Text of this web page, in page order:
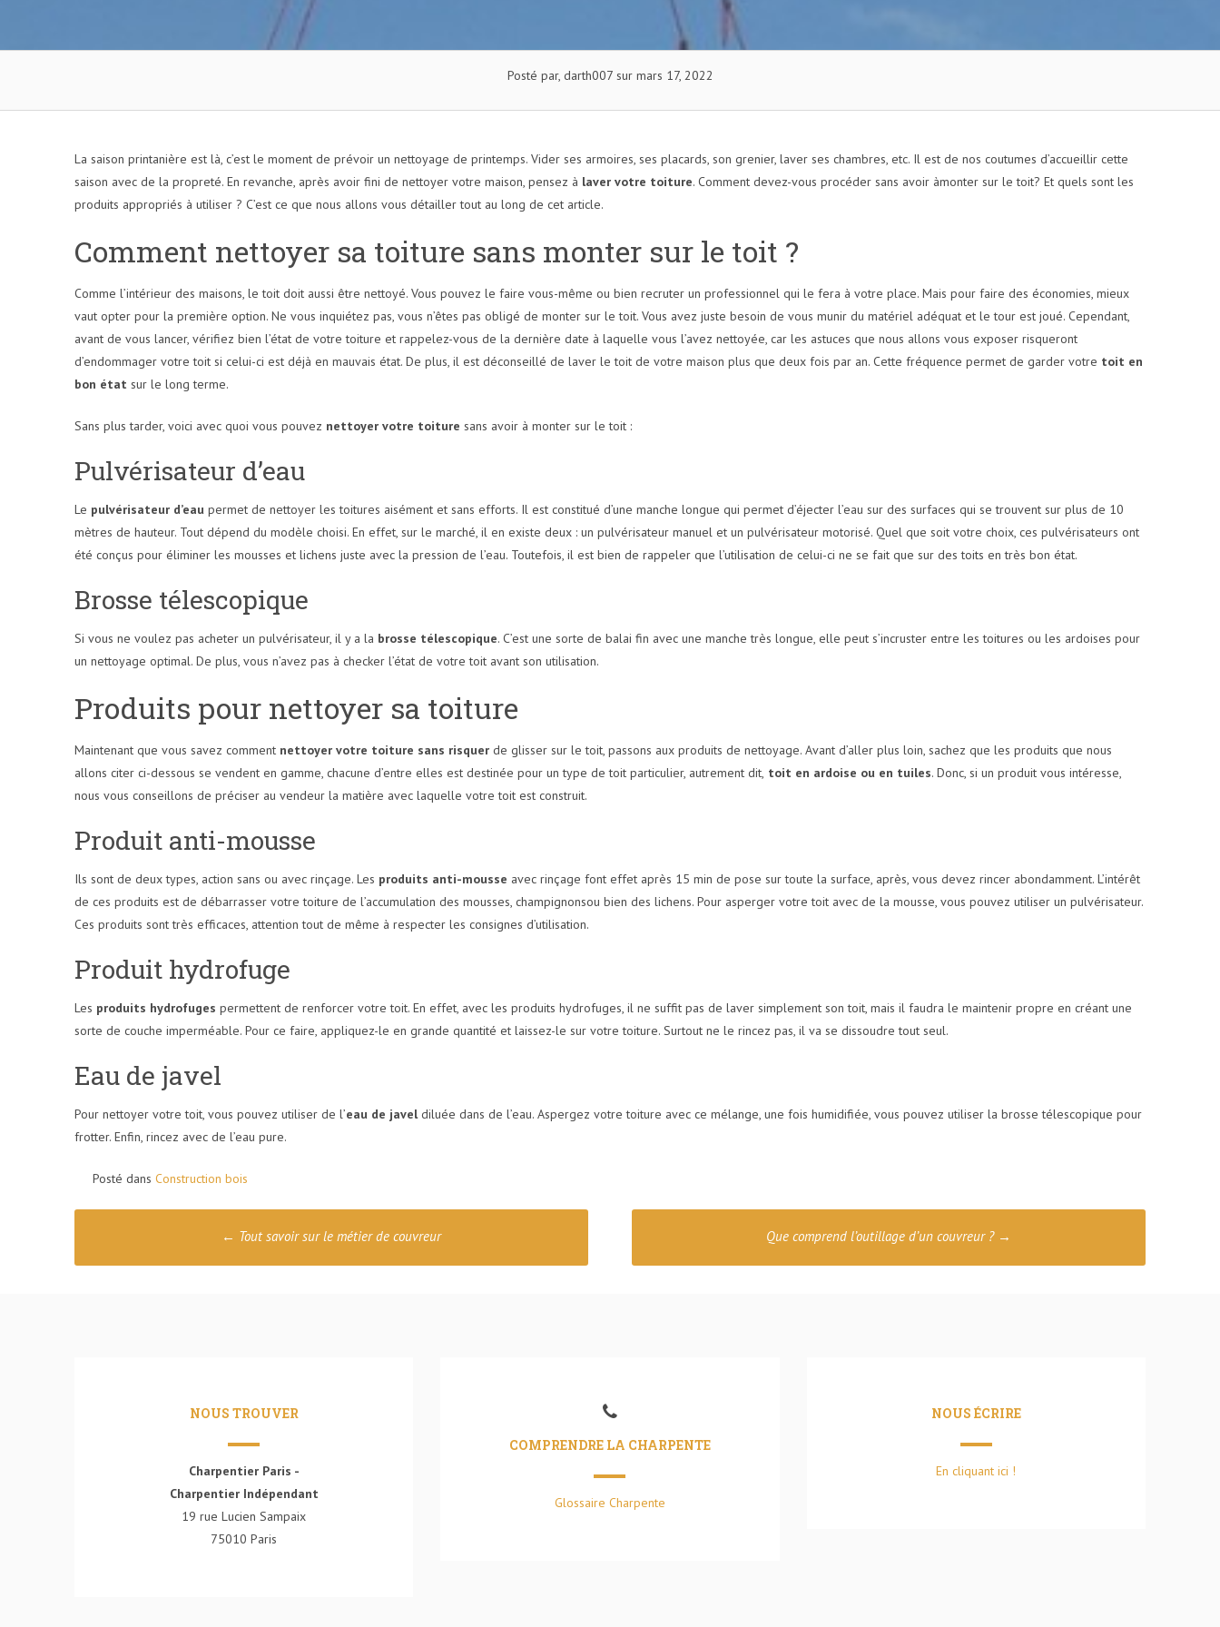
Posté par, darth007 sur mars 17, 2022
La saison printanière est là, c’est le moment de prévoir un nettoyage de printemps. Vider ses armoires, ses placards, son grenier, laver ses chambres, etc. Il est de nos coutumes d’accueillir cette
saison avec de la propreté. En revanche, après avoir fini de nettoyer votre maison, pensez à laver votre toiture. Comment devez-vous procéder sans avoir àmonter sur le toit? Et quels sont les
produits appropriés à utiliser ? C’est ce que nous allons vous détailler tout au long de cet article.
Comment nettoyer sa toiture sans monter sur le toit ?
Comme l’intérieur des maisons, le toit doit aussi être nettoyé. Vous pouvez le faire vous-même ou bien recruter un professionnel qui le fera à votre place. Mais pour faire des économies, mieux
vaut opter pour la première option. Ne vous inquiétez pas, vous n’êtes pas obligé de monter sur le toit. Vous avez juste besoin de vous munir du matériel adéquat et le tour est joué. Cependant,
avant de vous lancer, vérifiez bien l’état de votre toiture et rappelez-vous de la dernière date à laquelle vous l’avez nettoyée, car les astuces que nous allons vous exposer risqueront
d’endommager votre toit si celui-ci est déjà en mauvais état. De plus, il est déconseillé de laver le toit de votre maison plus que deux fois par an. Cette fréquence permet de garder votre toit en
bon état sur le long terme.
Sans plus tarder, voici avec quoi vous pouvez nettoyer votre toiture sans avoir à monter sur le toit :
Pulvérisateur d’eau
Le pulvérisateur d’eau permet de nettoyer les toitures aisément et sans efforts. Il est constitué d’une manche longue qui permet d’éjecter l’eau sur des surfaces qui se trouvent sur plus de 10
mètres de hauteur. Tout dépend du modèle choisi. En effet, sur le marché, il en existe deux : un pulvérisateur manuel et un pulvérisateur motorisé. Quel que soit votre choix, ces pulvérisateurs ont
été conçus pour éliminer les mousses et lichens juste avec la pression de l’eau. Toutefois, il est bien de rappeler que l’utilisation de celui-ci ne se fait que sur des toits en très bon état.
Brosse télescopique
Si vous ne voulez pas acheter un pulvérisateur, il y a la brosse télescopique. C’est une sorte de balai fin avec une manche très longue, elle peut s’incruster entre les toitures ou les ardoises pour
un nettoyage optimal. De plus, vous n’avez pas à checker l’état de votre toit avant son utilisation.
Produits pour nettoyer sa toiture
Maintenant que vous savez comment nettoyer votre toiture sans risquer de glisser sur le toit, passons aux produits de nettoyage. Avant d’aller plus loin, sachez que les produits que nous
allons citer ci-dessous se vendent en gamme, chacune d’entre elles est destinée pour un type de toit particulier, autrement dit, toit en ardoise ou en tuiles. Donc, si un produit vous intéresse,
nous vous conseillons de préciser au vendeur la matière avec laquelle votre toit est construit.
Produit anti-mousse
Ils sont de deux types, action sans ou avec rinçage. Les produits anti-mousse avec rinçage font effet après 15 min de pose sur toute la surface, après, vous devez rincer abondamment. L’intérêt
de ces produits est de débarrasser votre toiture de l’accumulation des mousses, champignonsou bien des lichens. Pour asperger votre toit avec de la mousse, vous pouvez utiliser un pulvérisateur.
Ces produits sont très efficaces, attention tout de même à respecter les consignes d’utilisation.
Produit hydrofuge
Les produits hydrofuges permettent de renforcer votre toit. En effet, avec les produits hydrofuges, il ne suffit pas de laver simplement son toit, mais il faudra le maintenir propre en créant une
sorte de couche imperméable. Pour ce faire, appliquez-le en grande quantité et laissez-le sur votre toiture. Surtout ne le rincez pas, il va se dissoudre tout seul.
Eau de javel
Pour nettoyer votre toit, vous pouvez utiliser de l’eau de javeldiluée dans de l’eau. Aspergez votre toiture avec ce mélange, une fois humidifiée, vous pouvez utiliser la brosse télescopique pour
frotter. Enfin, rincez avec de l’eau pure.
Posté dans Construction bois
navigation
← Tout savoir sur le métier de couvreur Que comprend l’outillage d’un couvreur ? →
NOUS TROUVER
Charpentier Paris -
Charpentier Indépendant
19 rue Lucien Sampaix
75010 Paris
COMPRENDRE LA CHARPENTE
Glossaire Charpente
NOUS ÉCRIRE
En cliquant ici !